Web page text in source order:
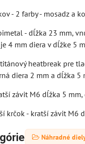
- 2 farby - mosadz a
- dĺžka 23 mm,
4 mm diera v dĺžke 5
heatbreak pre
diera 2 mm a dĺžka
závit M6 dĺžka 5
krčok - kratší závit M6
Náhradné